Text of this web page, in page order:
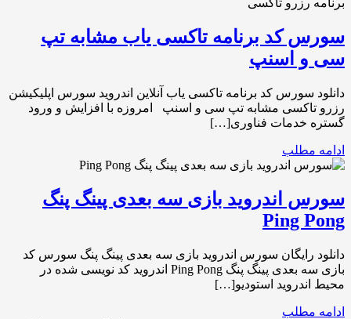
سورس کد برنامه تاکسی یاب مشابه تپ
سی و اسنپ
دانلود سورس کد برنامه تاکسی یاب آنلاین اندروید سورس اپلیکیشن
رزرو تاکسی مشابه تپ سی و اسنپ امروزه با افزایش و ورود
گستره خدمات فناوری[…]
ادامه مطلب
سورس اندروید بازی سه بعدی پینگ پنگ
Ping Pong
دانلود رایگان سورس اندروید بازی سه بعدی پینگ پنگ سورس کد
بازی سه بعدی پینگ پنگ Ping Pong اندروید کد نویسی شده در
محیط اندروید استودیو[…]
ادامه مطلب